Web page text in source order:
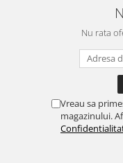
Nu rata
Vreau sa
magazinului.